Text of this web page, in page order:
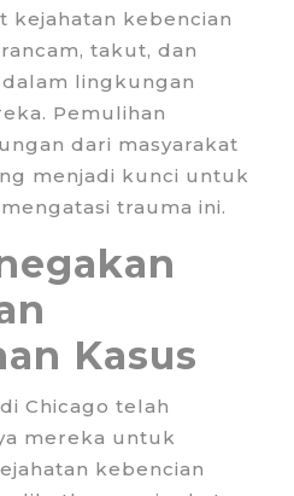
kejahatan kebencian
takut, dan
lingkungan
Pemulihan
dari masyarakat
menjadi kunci untuk
trauma ini.
Kasus
Chicago telah
mereka untuk
kebencian